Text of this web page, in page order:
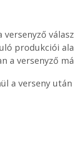
produkciói
a versenyző
a verseny